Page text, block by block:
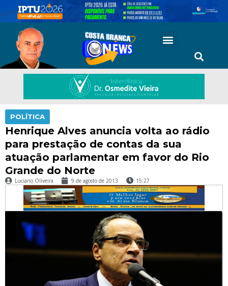
POLÍTICA
Henrique Alves anuncia volta ao rádio
para prestação de contas da sua
atuação parlamentar em favor do Rio
Grande do Norte
Luciano Oliveira 9 de agosto de 2013 15:27